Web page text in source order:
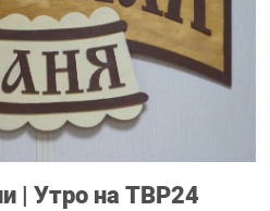
| Утро на ТВР24